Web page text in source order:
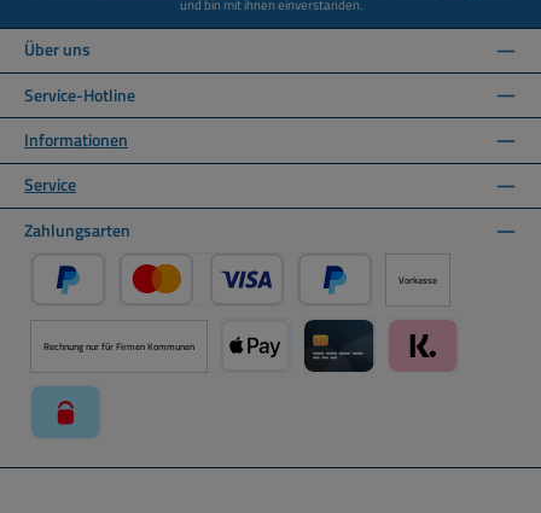
Über uns
Service-Hotline
Informationen
Service
Zahlungsarten
PayPal Kredit- oder Debitkarte über PayPal
Später Bezahlen über PayPal
Vorkasse
Rechnung nur für Firmen Kommunen